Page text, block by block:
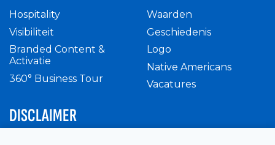
Hospitality
Visibiliteit
Branded Content &
Activatie
360° Business Tour
Waarden
Geschiedenis
Logo
Native Americans
Vacatures
DISCLAIMER